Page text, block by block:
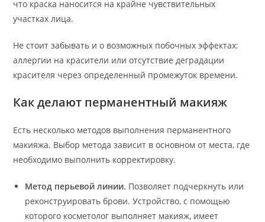
что краска наносится на крайне чувствительных
участках лица.
Не стоит забывать и о возможных побочных эффектах:
аллергии на красители или отсутствие деградации
красителя через определенный промежуток времени.
Как делают перманентный макияж
Есть несколько методов выполнения перманентного
макияжа. Выбор метода зависит в основном от места, где
необходимо выполнить корректировку.
Метод перьевой линии. Позволяет подчеркнуть или
реконструировать брови. Устройство, с помощью
которого косметолог выполняет макияж, имеет